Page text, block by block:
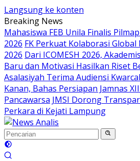
Langsung ke konten
Breaking News
Mahasiswa FEB Unila Finalis
2026 FK Perkuat Kolaborasi Global
2026 Dari ICOMESH 2026,
Baru dan Motivasi Hasilkan Riset
Asalasiyah Terima Audiensi
Kanan, Bahas Persiapan Jamnas
Pancawarsa JMSI Dorong
Perkara di Kejati Lampung